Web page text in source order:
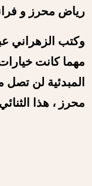
رياض محرز و
وكتب الزهراني